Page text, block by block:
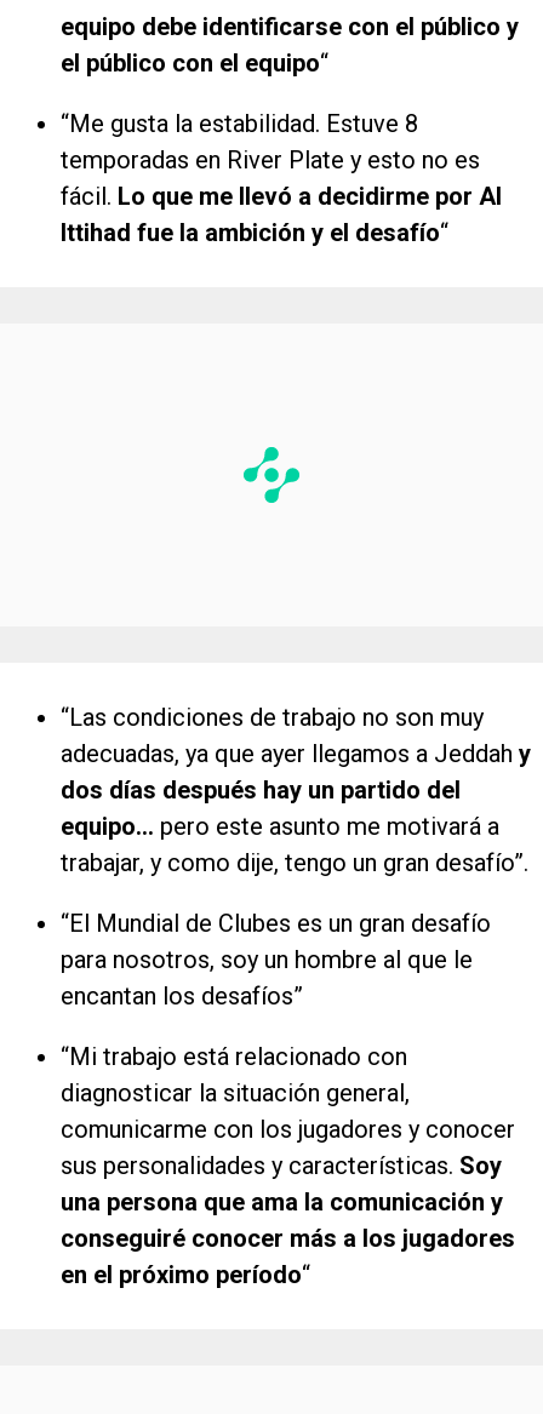
equipo debe identificarse con el público y
el público con el equipo“
“Me gusta la estabilidad. Estuve 8
temporadas en River Plate y esto no es
fácil. Lo que me llevó a decidirme por Al
Ittihad fue la ambición y el desafío“
“Las condiciones de trabajo no son muy
adecuadas, ya que ayer llegamos a Jeddah y
dos días después hay un partido del
equipo… pero este asunto me motivará a
trabajar, y como dije, tengo un gran desafío”.
“El Mundial de Clubes es un gran desafío
para nosotros, soy un hombre al que le
encantan los desafíos”
“Mi trabajo está relacionado con
diagnosticar la situación general,
comunicarme con los jugadores y conocer
sus personalidades y características. Soy
una persona que ama la comunicación y
conseguiré conocer más a los jugadores
en el próximo período“